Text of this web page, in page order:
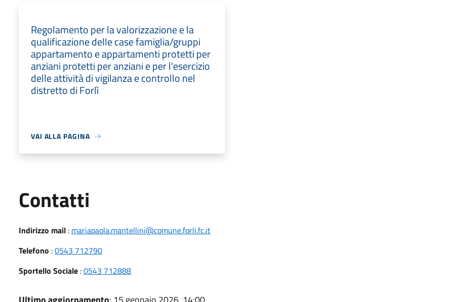
Regolamento per la valorizzazione e la
qualificazione delle case famiglia/gruppi
appartamento e appartamenti protetti per
anziani protetti per anziani e per l'esercizio
delle attività di vigilanza e controllo nel
distretto di Forlì
VAI ALLA PAGINA
Contatti
Indirizzo mail: mariapaola.mantellini@comune.forli.fc.it
Telefono :0543 712790
Sportello Sociale:0543 712888